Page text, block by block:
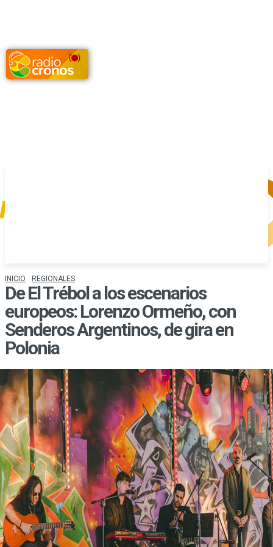
INICIO REGIONALES
De El Trébol a los escenarios
europeos: Lorenzo Ormeño, con
Senderos Argentinos, de gira en
Polonia